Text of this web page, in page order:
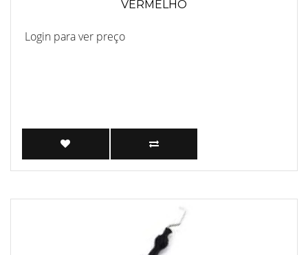
VERMELHO
Login para ver preço